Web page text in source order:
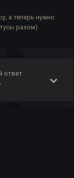
а теперь нужно
разом)
ответ